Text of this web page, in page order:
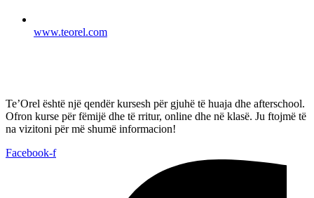
www.teorel.com
Te’Orel është një qendër kursesh për gjuhë të huaja dhe afterschool.
Ofron kurse për fëmijë dhe të rritur, online dhe në klasë. Ju ftojmë të
na vizitoni për më shumë informacion!
Facebook-f